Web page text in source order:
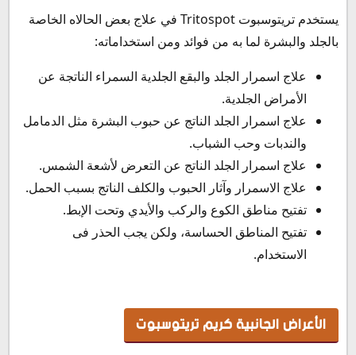
يستخدم تريتوسبوت Tritospot في علاج بعض الحالاه الخاصة
بالجلد والبشرة لما به من فوائد ومن استخداماته:
علاج اسمرار الجلد والبقع الجلدية السمراء الناتجة عن
الأمراض الجلدية.
علاج اسمرار الجلد الناتج عن حبوب البشرة مثل الدمامل
والندبات وحب الشباب.
علاج اسمرار الجلد الناتج عن التعرض لأشعة الشمس.
علاج الاسمرار وآثار الحبوب والكلف الناتج بسبب الحمل.
تفتيح مناطق الكوع والركب والأيدي وتحت الإبط.
تفتيح المناطق الحساسة، ولكن يجب الحذر فى
الاستخدام.
الأعراض الجانبية كريم تريتوسبوت